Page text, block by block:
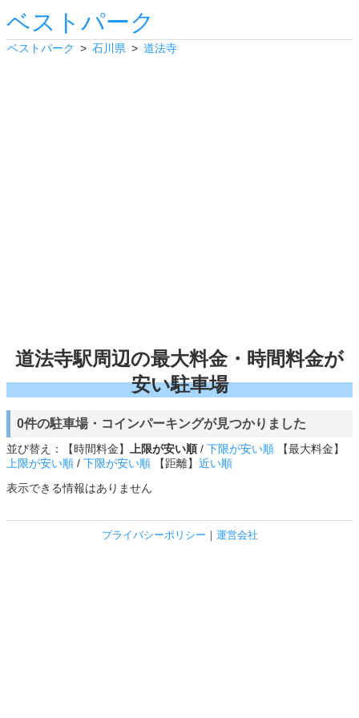
ベストパーク
ベストパーク 石川県 道法寺
道法寺駅周辺の最大料金・時間料金が
安い駐車場
0件の駐車場・コインパーキングが見つかりました
並び替え：【時間料金】 上限が安い順 / 下限が安い順 【最大料金】
上限が安い順 / 下限が安い順 【距離】 近い順
表示できる情報はありません
プライバシーポリシー ｜ 運営会社